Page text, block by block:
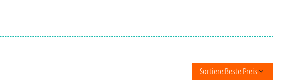
Sortiere:Beste Preis